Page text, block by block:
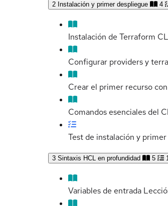
2 Instalación y primer despliegue 4
Instalación de Terraform
Configurar providers y
Crear el primer recurso
Comandos esenciales del
Test de instalación y
3 Sintaxis HCL en profundidad 5
Variables de entrada